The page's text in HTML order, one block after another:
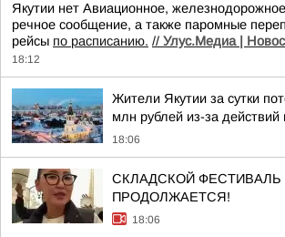
Якутии нет Авиационное,
речное сообщение, а также паромные
рейсы по расписанию. // Улус.Медиа |
18:12
Жители Якутии за сутки
млн рублей из-за
18:06
СКЛАДСКОЙ ФЕСТИВАЛЬ
ПРОДОЛЖАЕТСЯ!
18:06